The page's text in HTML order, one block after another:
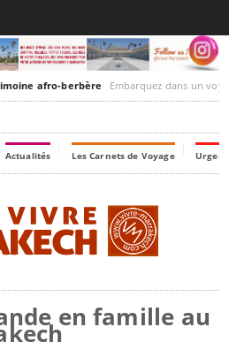
afro-berbère Embarquez dans un voyage culturel dans le
Actualités Les Carnets de Voyage
en famille au